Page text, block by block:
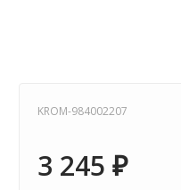
KROM-984002207
3 245 ₽